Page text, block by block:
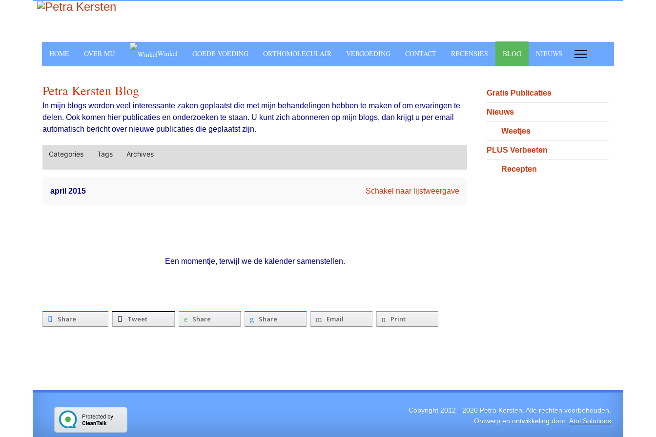
HOME OVER MIJ Winkel GOEDE VOEDING ORTHOMOLECULAIR VERGOEDING CONTACT RECENSIES BLOG NIEUWS
Petra Kersten Blog
In mijn blogs worden veel interessante zaken geplaatst die met mijn behandelingen hebben te maken of om ervaringen te
delen. Ook komen hier publicaties en onderzoeken te staan. U kunt zich abonneren op mijn blogs, dan krijgt u per email
automatisch bericht over nieuwe publicaties die geplaatst zijn.
Categories Tags Archives
Abonneer op blog updates
april 2015 Schakel naar lijstweergave
Een momentje, terwijl we de kalender samenstellen.
Share Tweet Share Share Email Print
Gratis Publicaties
Nieuws
Weetjes
PLUS Verbeeten
Recepten
Copyright 2012 - 2026 Petra Kersten. Alle rechten voorbehouden.
Ontwerp en ontwikkeling door: Atol Solutions